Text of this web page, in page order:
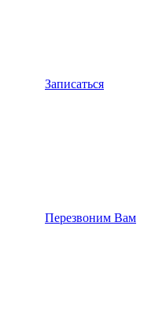
Записаться
Перезвоним Вам